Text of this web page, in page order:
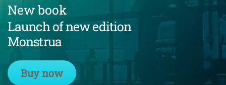
New book
Launch of new edition
Monstrua
Buy now